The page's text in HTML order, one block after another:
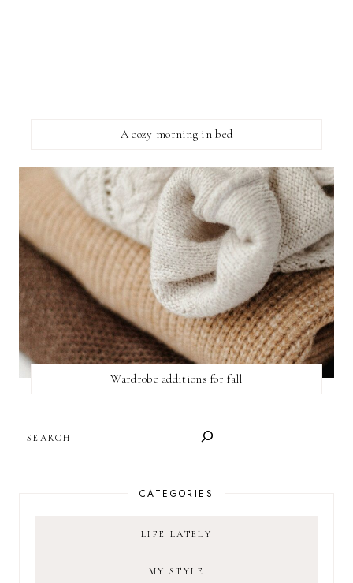
A cozy morning in bed
Wardrobe additions for fall
CATEGORIES
LIFE LATELY
MY STYLE